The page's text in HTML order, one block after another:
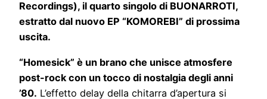
Recordings), il quarto singolo di BUONARROTI,
estratto dal nuovo EP “KOMOREBI” di prossima
uscita.
“Homesick” è un brano che unisce atmosfere
post-rock con un tocco di nostalgia degli anni
’80. L’effetto delay della chitarra d’apertura si